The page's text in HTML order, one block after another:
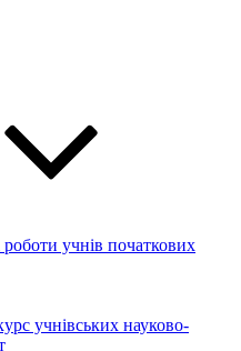
учнів початкових
учнівських науково-